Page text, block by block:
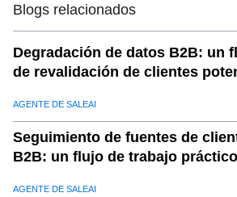
Blogs relacionados
Degradación de datos B2B: un
de revalidación de clientes
AGENTE DE SALEAI
Seguimiento de fuentes de
B2B: un flujo de trabajo
AGENTE DE SALEAI